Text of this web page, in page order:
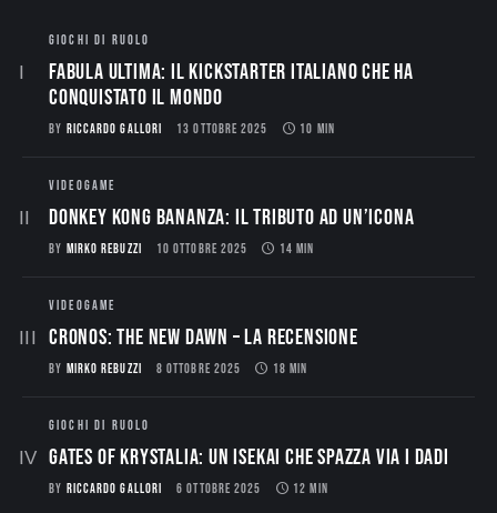
GIOCHI DI RUOLO
Fabula Ultima: il Kickstarter italiano che ha
conquistato il mondo
BY RICCARDO GALLORI 13 OTTOBRE 2025 10 MIN
VIDEOGAME
Donkey Kong Bananza: Il Tributo ad un’Icona
BY MIRKO REBUZZI 10 OTTOBRE 2025 14 MIN
VIDEOGAME
CRONOS: THE NEW DAWN – La Recensione
BY MIRKO REBUZZI 8 OTTOBRE 2025 18 MIN
GIOCHI DI RUOLO
Gates of Krystalia: Un Isekai che spazza via i dadi
BY RICCARDO GALLORI 6 OTTOBRE 2025 12 MIN